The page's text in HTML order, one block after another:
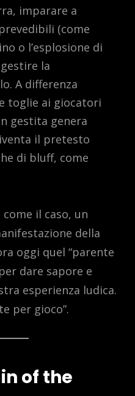
imparare a
(come
o l’esplosione di
la
A differenza
toglie ai giocatori
gestita genera
il pretesto
di bluff, come
il caso, un
della
oggi quel “parente
dare sapore e
esperienza ludica.
per gioco”.
of the